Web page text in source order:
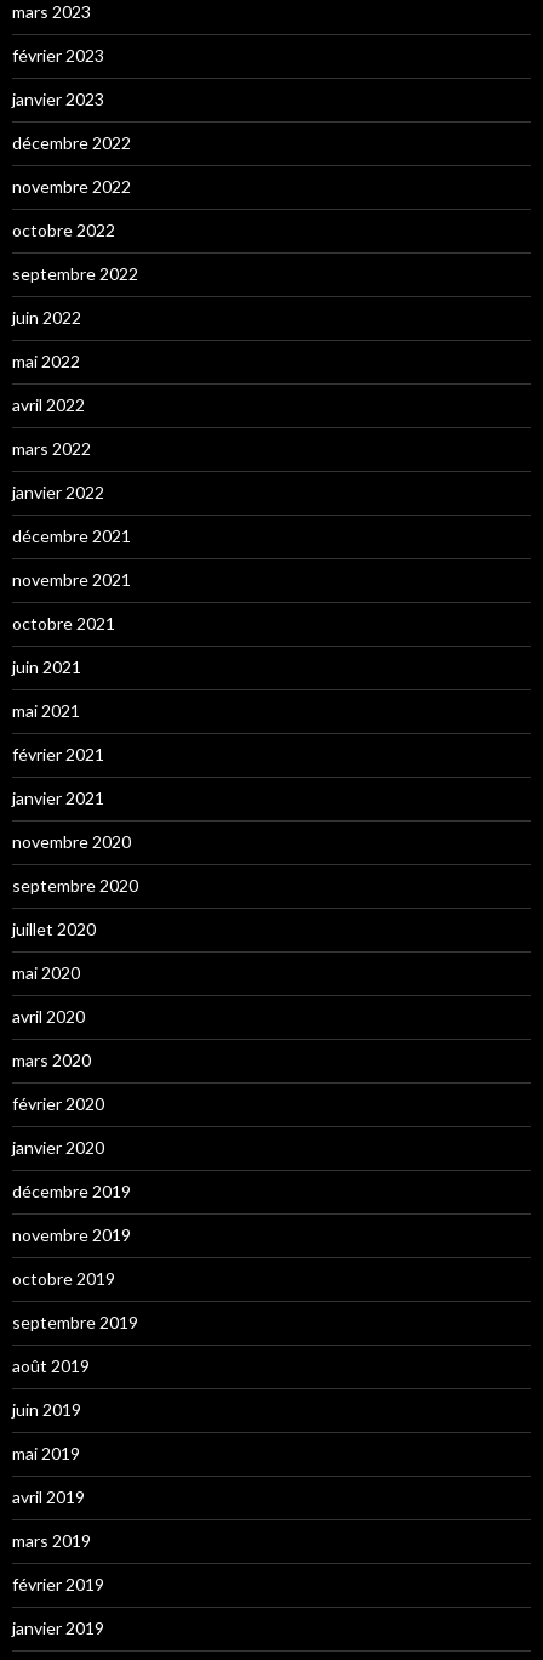
mars 2023
février 2023
janvier 2023
décembre 2022
novembre 2022
octobre 2022
septembre 2022
juin 2022
mai 2022
avril 2022
mars 2022
janvier 2022
décembre 2021
novembre 2021
octobre 2021
juin 2021
mai 2021
février 2021
janvier 2021
novembre 2020
septembre 2020
juillet 2020
mai 2020
avril 2020
mars 2020
février 2020
janvier 2020
décembre 2019
novembre 2019
octobre 2019
septembre 2019
août 2019
juin 2019
mai 2019
avril 2019
mars 2019
février 2019
janvier 2019